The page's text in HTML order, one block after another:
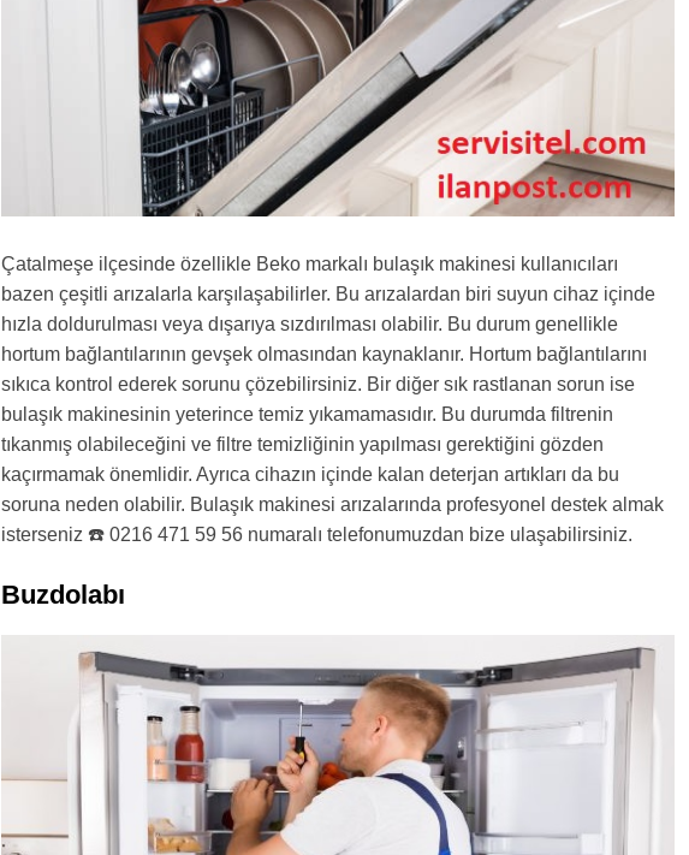
Çatalmeşe ilçesinde özellikle Beko markalı bulaşık makinesi kullanıcıları
bazen çeşitli arızalarla karşılaşabilirler. Bu arızalardan biri suyun cihaz içinde
hızla doldurulması veya dışarıya sızdırılması olabilir. Bu durum genellikle
hortum bağlantılarının gevşek olmasından kaynaklanır. Hortum bağlantılarını
sıkıca kontrol ederek sorunu çözebilirsiniz. Bir diğer sık rastlanan sorun ise
bulaşık makinesinin yeterince temiz yıkamamasıdır. Bu durumda filtrenin
tıkanmış olabileceğini ve filtre temizliğinin yapılması gerektiğini gözden
kaçırmamak önemlidir. Ayrıca cihazın içinde kalan deterjan artıkları da bu
soruna neden olabilir. Bulaşık makinesi arızalarında profesyonel destek almak
isterseniz ☎️ 0216 471 59 56 numaralı telefonumuzdan bize ulaşabilirsiniz.
Buzdolabı